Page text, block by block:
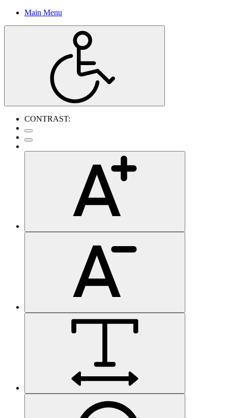
Main Menu
CONTRAST: